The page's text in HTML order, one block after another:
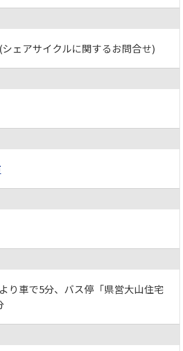
(シェアサイクルに関するお問合せ)
り車で5分、バス停「県営大山住宅